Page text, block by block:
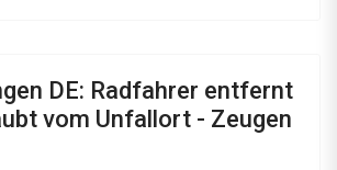
DE: Radfahrer entfernt
vom Unfallort - Zeugen